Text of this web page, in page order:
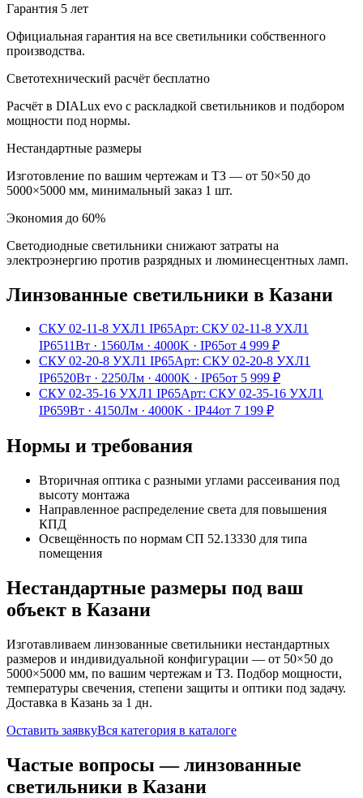
Гарантия 5 лет
Официальная гарантия на все светильники собственного
производства.
Светотехнический расчёт бесплатно
Расчёт в DIALux evo с раскладкой светильников и подбором
мощности под нормы.
Нестандартные размеры
Изготовление по вашим чертежам и ТЗ — от 50×50 до
5000×5000 мм, минимальный заказ 1 шт.
Экономия до 60%
Светодиодные светильники снижают затраты на
электроэнергию против разрядных и люминесцентных ламп.
Линзованные светильники в Казани
СКУ 02-11-8 УХЛ1 IP65Арт: СКУ 02-11-8 УХЛ1
IP6511Вт · 1560Лм · 4000K · IP65от 4 999 ₽
СКУ 02-20-8 УХЛ1 IP65Арт: СКУ 02-20-8 УХЛ1
IP6520Вт · 2250Лм · 4000K · IP65от 5 999 ₽
СКУ 02-35-16 УХЛ1 IP65Арт: СКУ 02-35-16 УХЛ1
IP659Вт · 4150Лм · 4000K · IP44от 7 199 ₽
Нормы и требования
Вторичная оптика с разными углами рассеивания под
высоту монтажа
Направленное распределение света для повышения
КПД
Освещённость по нормам СП 52.13330 для типа
помещения
Нестандартные размеры под ваш
объект в Казани
Изготавливаем линзованные светильники нестандартных
размеров и индивидуальной конфигурации — от 50×50 до
5000×5000 мм, по вашим чертежам и ТЗ. Подбор мощности,
температуры свечения, степени защиты и оптики под задачу.
Доставка в Казань за 1 дн.
Оставить заявкуВся категория в каталоге
Частые вопросы —линзованные
светильники в Казани